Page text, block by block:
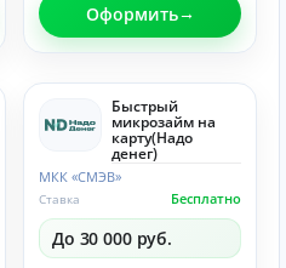
Оформить
Быстрый
микрозайм на
карту(Надо
денег)
МКК «СМЭВ»
Бесплатно
Ставка
До 30 000 руб.